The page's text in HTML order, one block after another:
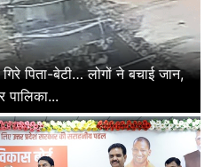
पिता-बेटी… लोगों ने बचाई जान,
पालिका...